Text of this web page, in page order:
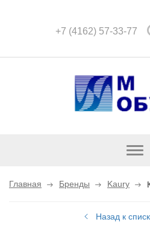
+7 (4162) 57-33-77
Главная Бренды Kaury
Назад к